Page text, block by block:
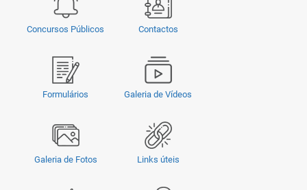
Concursos Públicos Contactos
Formulários Galeria de Vídeos
Galeria de Fotos Links úteis